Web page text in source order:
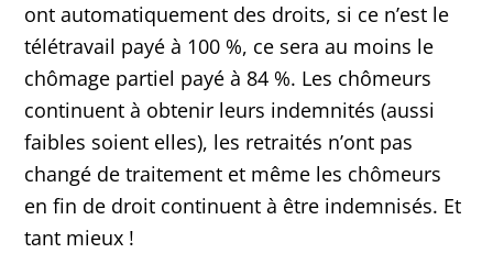
ont automatiquement des droits, si ce n’est le
télétravail payé à 100 %, ce sera au moins le
chômage partiel payé à 84 %. Les chômeurs
continuent à obtenir leurs indemnités (aussi
faibles soient elles), les retraités n’ont pas
changé de traitement et même les chômeurs
en fin de droit continuent à être indemnisés. Et
tant mieux !